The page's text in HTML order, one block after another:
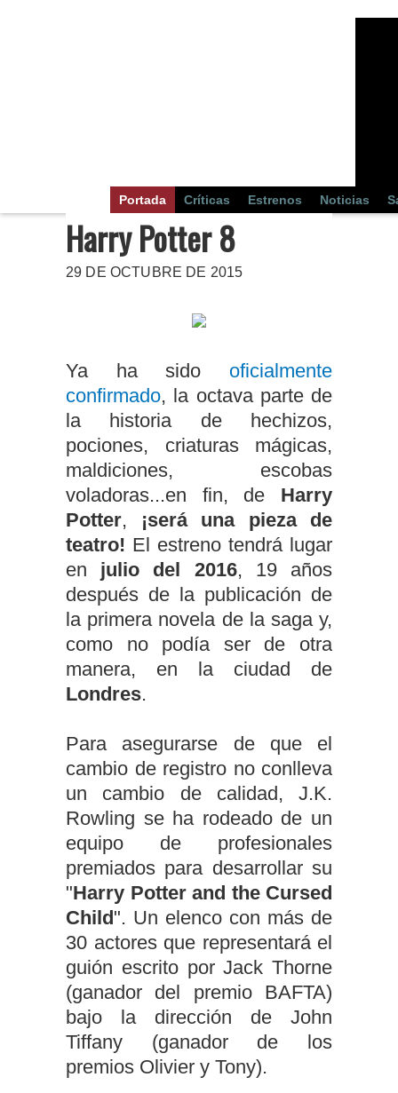
Portada Críticas Estrenos Noticias
Harry Potter 8
29 DE OCTUBRE DE 2015
Ya ha sido oficialmente
confirmado, la octava parte de
la historia de hechizos,
pociones, criaturas mágicas,
maldiciones, escobas
voladoras...en fin, de Harry
Potter, ¡será una pieza de
teatro! El estreno tendrá lugar
en julio del 2016, 19 años
después de la publicación de
la primera novela de la saga y,
como no podía ser de otra
manera, en la ciudad de
Londres.
Para asegurarse de que el
cambio de registro no conlleva
un cambio de calidad, J.K.
Rowling se ha rodeado de un
equipo de profesionales
premiados para desarrollar su
"Harry Potter and the Cursed
Child". Un elenco con más de
30 actores que representará el
guión escrito por Jack Thorne
(ganador del premio BAFTA)
bajo la dirección de John
Tiffany (ganador de los
premios Olivier y Tony).